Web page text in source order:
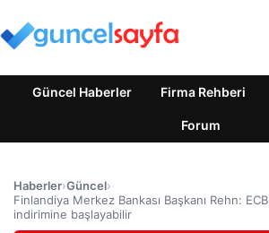
Güncel Haberler Firma Rehberi
Forum
Haberler›Güncel›
Finlandiya Merkez Bankası Başkanı Rehn:
indirimine başlayabilir